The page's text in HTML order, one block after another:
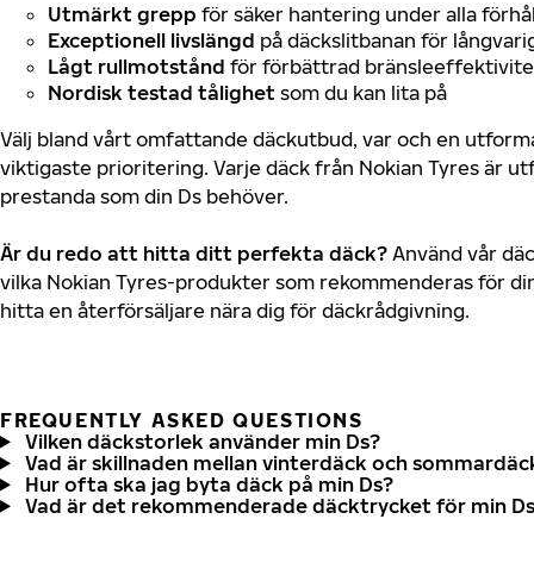
Utmärkt grepp för säker hantering under alla
Exceptionell livslängd på däckslitbanan för
Lågt rullmotstånd för förbättrad
Nordisk testad tålighet som du kan lita på
Välj bland vårt omfattande däckutbud, var och en
viktigaste prioritering. Varje däck från Nokian Tyres är
prestanda som din Ds behöver.
Är du redo att hitta ditt perfekta däck? Använd vår
vilka Nokian Tyres-produkter som rekommenderas för
hitta en återförsäljare nära dig för däckrådgivning.
FREQUENTLY ASKED QUESTIONS
Vilken däckstorlek använder min Ds?
Vad är skillnaden mellan vinterdäck och
Hur ofta ska jag byta däck på min Ds?
Vad är det rekommenderade däcktrycket för min